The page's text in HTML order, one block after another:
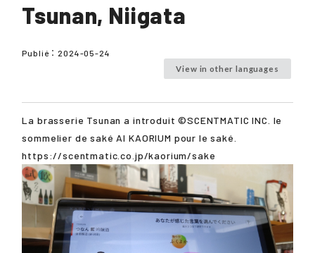
Tsunan, Niigata
Publié： 2024-05-24
View in other languages
La brasserie Tsunan a introduit ©SCENTMATIC INC. le
sommelier de saké AI KAORIUM pour le saké.
https://scentmatic.co.jp/kaorium/sake